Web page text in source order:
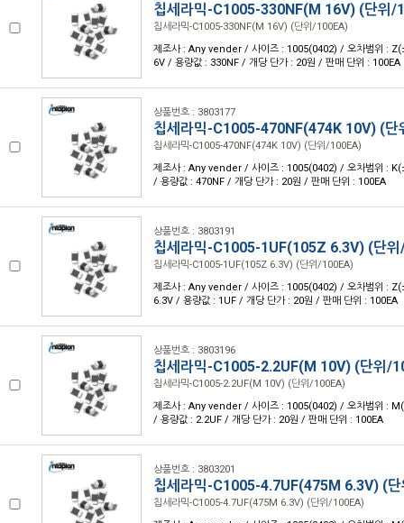
칩세라믹-C1005-330NF(M 16V) (단위/
칩세라믹-C1005-330NF(M 16V) (단위/100EA)
제조사 : Any vender / 사이즈 : 1005(0402) / 오차범위 :
6V / 용량값 : 330NF / 개당 단가 : 20원 / 판매 단위 : 100EA
상품번호 : 3803177
칩세라믹-C1005-470NF(474K 10V) (단
칩세라믹-C1005-470NF(474K 10V) (단위/100EA)
제조사 : Any vender / 사이즈 : 1005(0402) / 오차범위 :
/ 용량값 : 470NF / 개당 단가 : 20원 / 판매 단위 : 100EA
상품번호 : 3803191
칩세라믹-C1005-1UF(105Z 6.3V) (단
칩세라믹-C1005-1UF(105Z 6.3V) (단위/100EA)
제조사 : Any vender / 사이즈 : 1005(0402) / 오차범위 :
6.3V / 용량값 : 1UF / 개당 단가 : 20원 / 판매 단위 : 100EA
상품번호 : 3803196
칩세라믹-C1005-2.2UF(M 10V) (단위/
칩세라믹-C1005-2.2UF(M 10V) (단위/100EA)
제조사 : Any vender / 사이즈 : 1005(0402) / 오차범위 :
/ 용량값 : 2.2UF / 개당 단가 : 20원 / 판매 단위 : 100EA
상품번호 : 3803201
칩세라믹-C1005-4.7UF(475M 6.3V) (
칩세라믹-C1005-4.7UF(475M 6.3V) (단위/100EA)